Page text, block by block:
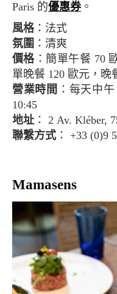
Paris 的優惠券。
風格：法式
氛圍 ：清爽
價格：簡單午餐 70
單晚餐 120 歐元，晚
營業時間 ：每天中
10:45
地址 ： 2 Av. Kléber,
聯繫方式 ： +33 (0)9
Mamasens